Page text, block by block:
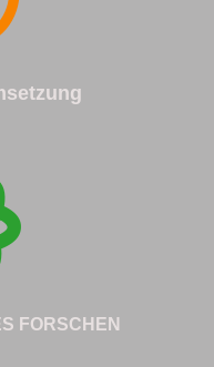
FORSCHEN